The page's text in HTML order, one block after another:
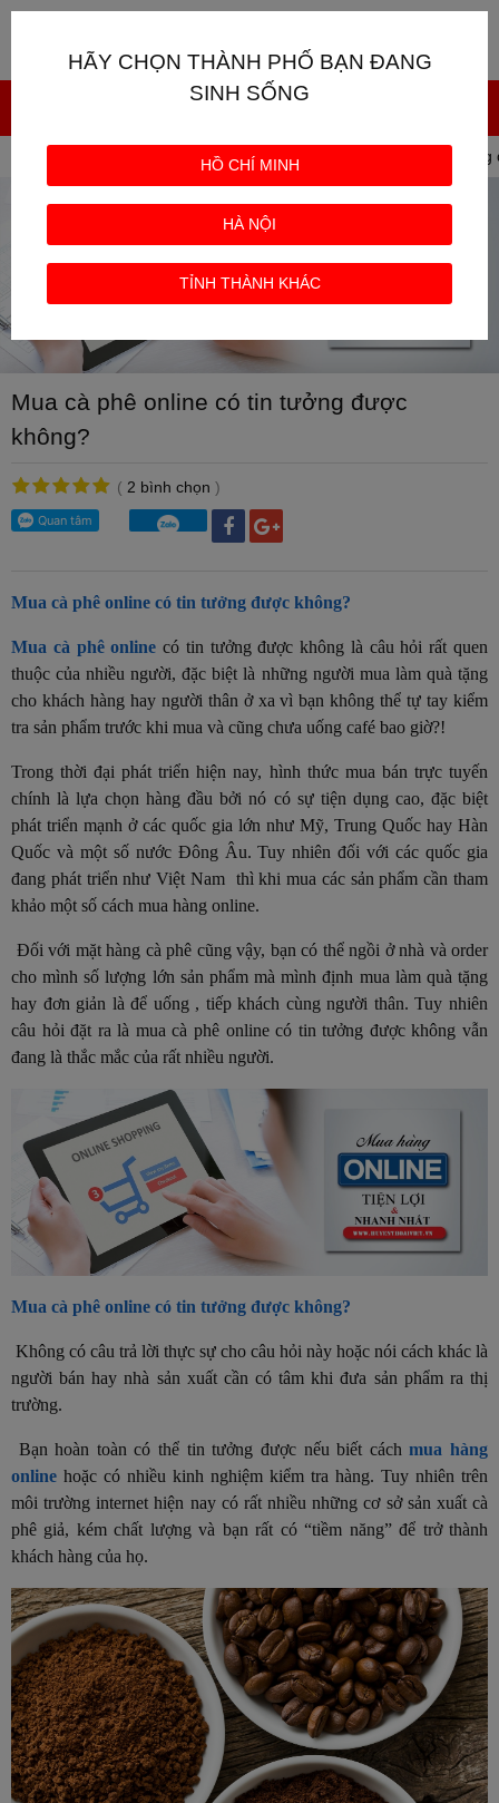
TIN TỨC Mua cà phê online có tin tưởng
Mua cà phê online có tin tưởng được
không?
( 2 bình chọn )
Mua cà phê online có tin tưởng được không?
Mua cà phê online có tin tưởng được không là câu hỏi rất quen
thuộc của nhiều người, đặc biệt là những người mua làm quà tặng
cho khách hàng hay người thân ở xa vì bạn không thể tự tay kiểm
tra sản phẩm trước khi mua và cũng chưa uống café bao giờ?!
Trong thời đại phát triển hiện nay, hình thức mua bán trực tuyến
chính là lựa chọn hàng đầu bởi nó có sự tiện dụng cao, đặc biệt
phát triển mạnh ở các quốc gia lớn như Mỹ, Trung Quốc hay Hàn
Quốc và một số nước Đông Âu. Tuy nhiên đối với các quốc gia
đang phát triển như Việt Nam thì khi mua các sản phẩm cần tham
khảo một số cách mua hàng online.
Đối với mặt hàng cà phê cũng vậy, bạn có thể ngồi ở nhà và order
cho mình số lượng lớn sản phẩm mà mình định mua làm quà tặng
hay đơn giản là để uống , tiếp khách cùng người thân. Tuy nhiên
câu hỏi đặt ra là mua cà phê online có tin tưởng được không vẫn
đang là thắc mắc của rất nhiều người.
Mua cà phê online có tin tưởng được không?
Không có câu trả lời thực sự cho câu hỏi này hoặc nói cách khác là
người bán hay nhà sản xuất cần có tâm khi đưa sản phẩm ra thị
trường.
Bạn hoàn toàn có thể tin tưởng được nếu biết cáchmua hàng
online hoặc có nhiều kinh nghiệm kiểm tra hàng. Tuy nhiên trên
môi trường internet hiện nay có rất nhiều những cơ sở sản xuất cà
phê giả, kém chất lượng và bạn rất có “tiềm năng” để trở thành
khách hàng của họ.
HÃY CHỌN THÀNH PHỐ BẠN ĐANG
SINH SỐNG
HỒ CHÍ MINH
HÀ NỘI
TỈNH THÀNH KHÁC